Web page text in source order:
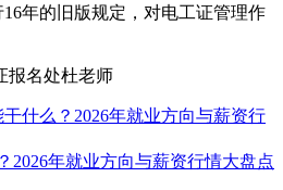
年的旧版规定，对电工证管理作
报名处杜老师
2026年就业方向与薪资行情大盘点